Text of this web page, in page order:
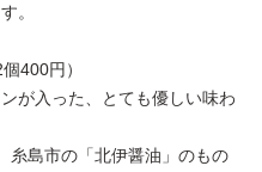
。
400円）
が入った、とても優しい味わ
糸島市の「北伊醤油」のもの